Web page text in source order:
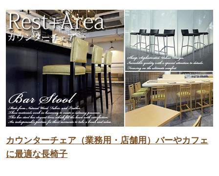
カウンターチェア（業務用・店舗用）バーやカフェ
に最適な長椅子